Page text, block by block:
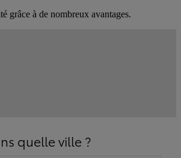
grâce à de nombreux avantages.
quelle ville ?